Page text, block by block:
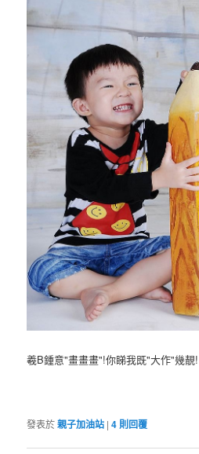
羲B鍾意"畫畫畫"!你睇我既"大作"幾靚!
發表於親子加油站 |4則回覆